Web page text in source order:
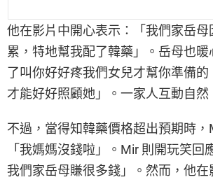
他在影片中開心表示：「我們家岳母
累，特地幫我配了韓藥」。岳母也
了叫你好好疼我們女兒才幫你準備的
才能好好照顧她」。一家人互動自然
不過，當得知韓藥價格超出預期時，
「我媽媽沒錢啦」。Mir 則開玩笑回
我們家岳母賺很多錢」。然而，他